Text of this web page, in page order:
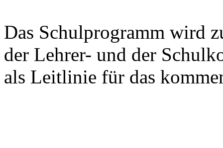
Das Schulprogramm wird
der Lehrer- und der
als Leitlinie für das